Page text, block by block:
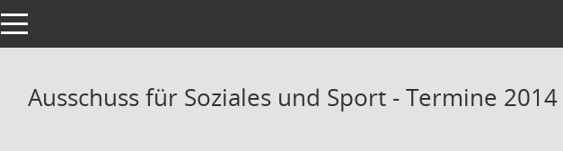
Toggle navigation
Ausschuss für Soziales und Sport - Termine 2014